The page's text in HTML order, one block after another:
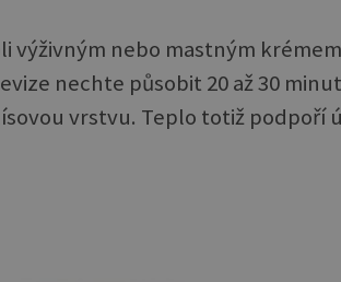
výživným nebo mastným
nechte působit 20 až 30
vrstvu. Teplo totiž podpoří